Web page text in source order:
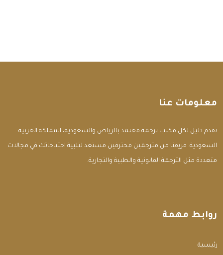
معلومات عنا
تقدم دليل لكل مكتب ترجمة معتمد بالرياض والسعودية، المملكة العربية
السعودية. فريقنا من مترجمين محترفين مستعد لتلبية احتياجاتك في مجالات
متعددة مثل الترجمة القانونية والطبية والتجارية.
روابط مهمة
الرئيسية